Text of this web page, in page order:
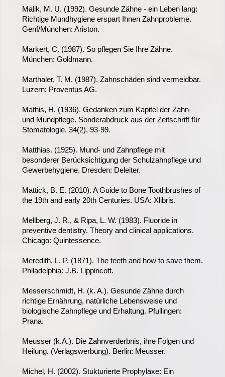
Malik, M. U. (1992). Gesunde Zähne - ein Leben lang:
Richtige Mundhygiene erspart Ihnen Zahnprobleme.
Genf/München: Ariston.
Markert, C. (1987). So pflegen Sie Ihre Zähne.
München: Goldmann.
Marthaler, T. M. (1987). Zahnschäden sind vermeidbar.
Luzern: Proventus AG.
Mathis, H. (1936). Gedanken zum Kapitel der Zahn-
und Mundpflege. Sonderabdruck aus der Zeitschrift für
Stomatologie. 34(2), 93-99.
Matthias. (1925). Mund- und Zahnpflege mit
besonderer Berücksichtigung der Schulzahnpflege und
Gewerbehygiene. Dresden: Deleiter.
Mattick, B. E. (2010). A Guide to Bone Toothbrushes of
the 19th and early 20th Centuries. USA: Xlibris.
Mellberg, J. R., & Ripa, L. W. (1983). Fluoride in
preventive dentistry. Theory and clinical applications.
Chicago: Quintessence.
Meredith, L. P. (1871). The teeth and how to save them.
Philadelphia: J.B. Lippincott.
Messerschmidt, H. (k. A.). Gesunde Zähne durch
richtige Ernährung, natürliche Lebensweise und
biologische Zahnpflege und Erhaltung. Pfullingen:
Prana.
Meusser (k.A.). Die Zahnverderbnis, ihre Folgen und
Heilung. (Verlagswerbung). Berlin: Meusser.
Michel, H. (2002). Stukturierte Prophylaxe: Ein